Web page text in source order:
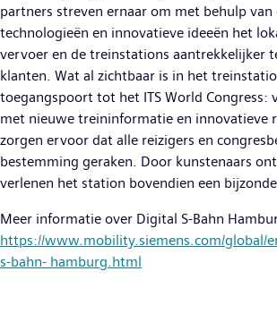
partners streven ernaar om met behulp
technologieën en innovatieve ideeën het
vervoer en de treinstations aantrekkelijker
klanten. Wat al zichtbaar is in het
toegangspoort tot het ITS World Congress:
met nieuwe treininformatie en innovatieve
zorgen ervoor dat alle reizigers en
bestemming geraken. Door kunstenaars
verlenen het station bovendien een
Meer informatie over Digital S-Bahn
https://www.mobility.siemens.com/global/
s-bahn- hamburg.html